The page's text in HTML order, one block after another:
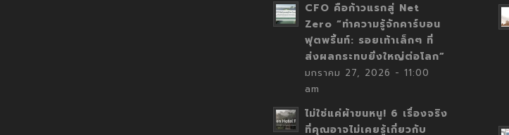
CFO คือก้าวแรกสู่ Net
Zero “ทำความรู้จักคาร์บอน
ฟุตพริ้นท์: รอยเท้าเล็กๆ ที่
ส่งผลกระทบยิ่งใหญ่ต่อโลก”
มกราคม 27, 2026 - 11:00
am
ไม่ใช่แค่ผ้าขนหนู! 6 เรื่องจริง
ที่คุณอาจไม่เคยรู้เกี่ยวกับ